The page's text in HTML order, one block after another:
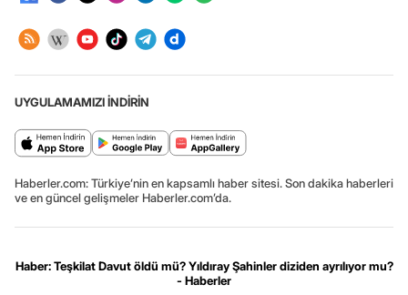
UYGULAMAMIZI İNDİRİN
Haberler.com: Türkiye’nin en kapsamlı haber sitesi. Son dakika haberleri
ve en güncel gelişmeler Haberler.com’da.
Haber: Teşkilat Davut öldü mü? Yıldıray Şahinler diziden ayrılıyor mu?
- Haberler